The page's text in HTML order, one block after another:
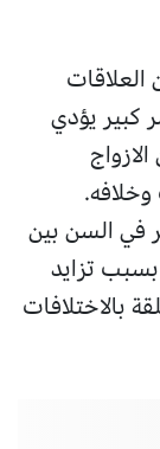
كبير يؤدي
في السن بين
تزايد
بالاختلافات